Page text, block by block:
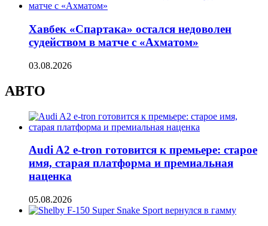
Хавбек «Спартака» остался недоволен
судейством в матче с «Ахматом»
03.08.2026
АВТО
Audi A2 e-tron готовится к премьере: старое
имя, старая платформа и премиальная
наценка
05.08.2026